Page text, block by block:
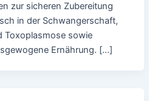
zur sicheren Zubereitung
in der Schwangerschaft,
Toxoplasmose sowie
Ernährung. […]